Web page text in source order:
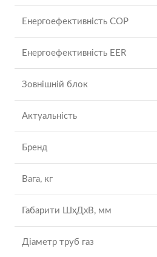
Енергоефективність COP
Енергоефективність EER
Зовнішній блок
Актуальність
Бренд
Вага, кг
Габарити ШхДхВ, мм
Діаметр труб газ